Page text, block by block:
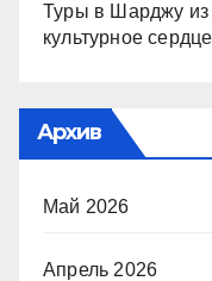
Туры в Шарджу из
культурное
Архив
Май 2026
Апрель 2026